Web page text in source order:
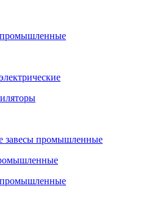
промышленные
завесы промышленные